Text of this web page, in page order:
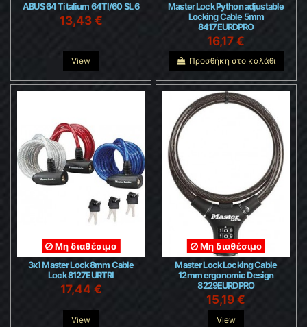
ABUS 64 Titalium 64TI/60 SL 6
13,43 €
View
Master Lock Python adjustable
Locking Cable 5mm
8417EURDPRO
16,17 €
Προσθήκη στο καλάθι
Μη διαθέσιμο
3x1 Master Lock 8mm Cable
Lock 8127EURTRI
17,44 €
View
Μη διαθέσιμο
Master Lock Locking Cable
12mm ergonomic Design
8229EURDPRO
15,19 €
View